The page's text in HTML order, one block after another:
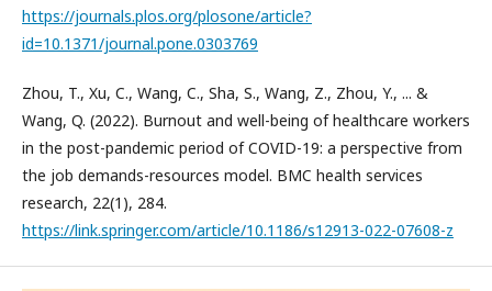
https://journals.plos.org/plosone/article?
id=10.1371/journal.pone.0303769
Zhou, T., Xu, C., Wang, C., Sha, S., Wang, Z., Zhou, Y., ... &
Wang, Q. (2022). Burnout and well-being of healthcare workers
in the post-pandemic period of COVID-19: a perspective from
the job demands-resources model. BMC health services
research, 22(1), 284.
https://link.springer.com/article/10.1186/s12913-022-07608-z